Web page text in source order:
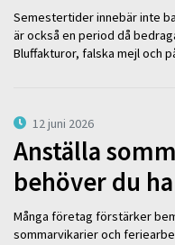
Semestertider innebär inte
är också en period då
Bluffakturor, falska mejl och
12 juni 2026
Anställa
behöver du
Många företag förstärker
sommarvikarier och